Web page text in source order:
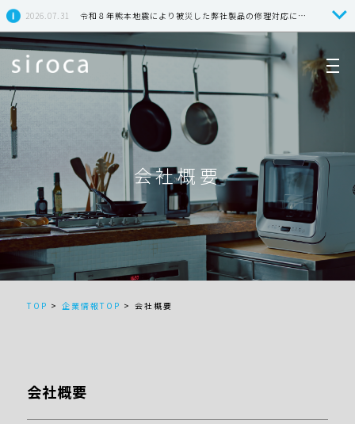
2026.07.31 令和８年熊本地震により被災した弊社製品の修理対応につきまして
会社概要
TOP > 企業情報TOP > 会社概要
会社概要